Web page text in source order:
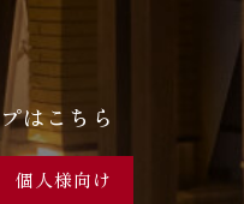
はこちら
個人様向け